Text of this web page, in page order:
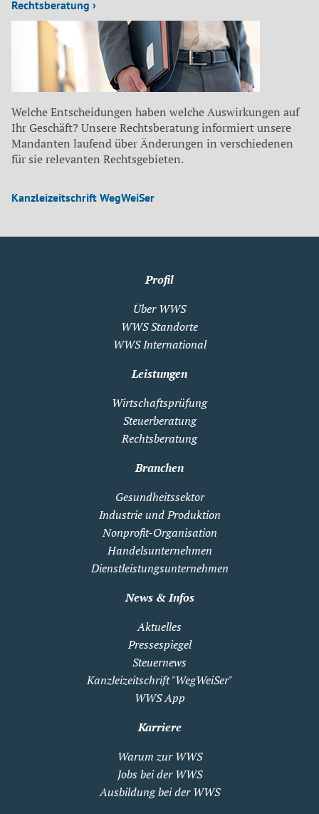
Rechtsberatung ›
Welche Entscheidungen haben welche Auswirkungen auf
Ihr Geschäft? Unsere Rechtsberatung informiert unsere
Mandanten laufend über Änderungen in verschiedenen
für sie relevanten Rechtsgebieten.
Kanzleizeitschrift WegWeiSer
Profil
Über WWS
WWS Standorte
WWS International
Leistungen
Wirtschaftsprüfung
Steuerberatung
Rechtsberatung
Branchen
Gesundheitssektor
Industrie und Produktion
Nonprofit-Organisation
Handelsunternehmen
Dienstleistungsunternehmen
News & Infos
Aktuelles
Pressespiegel
Steuernews
Kanzleizeitschrift "WegWeiSer"
WWS App
Karriere
Warum zur WWS
Jobs bei der WWS
Ausbildung bei der WWS